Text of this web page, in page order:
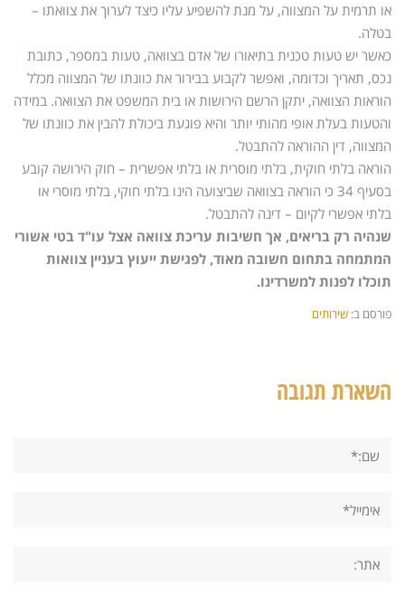
או תרמית על המצווה, על מנת להשפיע עליו כיצד לערוך את צוואתו –
בטלה.
כאשר יש טעות טכנית בתיאורו של אדם בצוואה, טעות במספר, כתובת
נכס, תאריך וכדומה, ואפשר לקבוע בבירור את כוונתו של המצווה מכלל
הוראות הצוואה, יתקן הרשם הירושות או בית המשפט את הצוואה. במידה
והטעות בעלת אופי מהותי יותר והיא פוגעת ביכולת להבין את כוונתו של
המצווה, דין ההוראה להתבטל.
הוראה בלתי חוקית, בלתי מוסרית או בלתי אפשרית – חוק הירושה קובע
בסעיף 34 כי הוראה בצוואה שביצועה הינו בלתי חוקי, בלתי מוסרי או
בלתי אפשרי לקיום – דינה להתבטל.
שנהיה רק בריאים, אך חשיבות עריכת צוואה אצל עו"ד בטי אשורי
המתמחה בתחום חשובה מאוד, לפגישת ייעוץ בעניין צוואות
תוכלו לפנות למשרדינו.
פורסם ב: שירותים
השארת תגובה